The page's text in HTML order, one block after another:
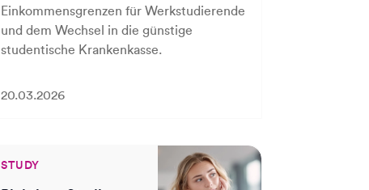
Einkommensgrenzen für Werkstudierende
und dem Wechsel in die günstige
studentische Krankenkasse.
20.03.2026
STUDY